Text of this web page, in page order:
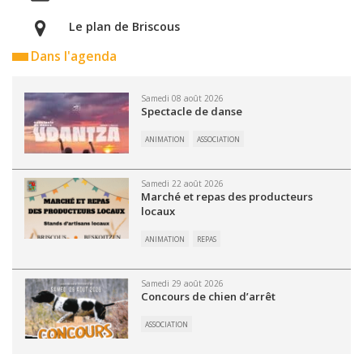
Le plan de Briscous
Dans l'agenda
Samedi 08 août 2026
Spectacle de danse
ANIMATION ASSOCIATION
Samedi 22 août 2026
Marché et repas des producteurs
locaux
ANIMATION REPAS
Samedi 29 août 2026
Concours de chien d’arrêt
ASSOCIATION